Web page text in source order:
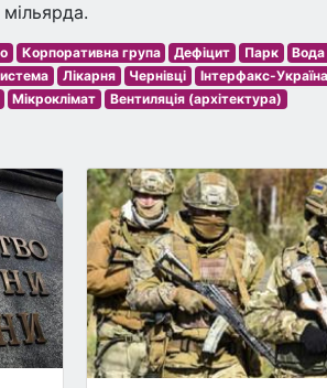
Корпоративна група Дефіцит Парк
Вода
Лікарня Чернівці
Інтерфакс-Україна
Мікроклімат Вентиляція (архітектура)